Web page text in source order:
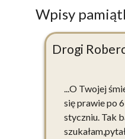
Wpisy
Drogi
...O Twojej
się prawie po
styczniu. Tak